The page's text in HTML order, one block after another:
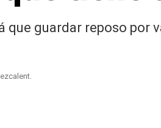
que guardar reposo por